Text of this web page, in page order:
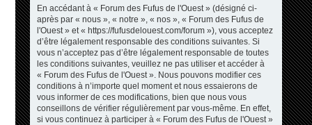
En accédant à « Forum des Fufus de l'Ouest » (désigné ci-
après par « nous », « notre », « nos », « Forum des Fufus de
l'Ouest » et « https://fufusdelouest.com/forum »), vous acceptez
d’être légalement responsable des conditions suivantes. Si
vous n’acceptez pas d’être légalement responsable de toutes
les conditions suivantes, veuillez ne pas utiliser et accéder à
« Forum des Fufus de l'Ouest ». Nous pouvons modifier ces
conditions à n’importe quel moment et nous essaierons de
vous informer de ces modifications, bien que nous vous
conseillons de vérifier régulièrement par vous-même. En effet,
si vous continuez à participer à « Forum des Fufus de l'Ouest »